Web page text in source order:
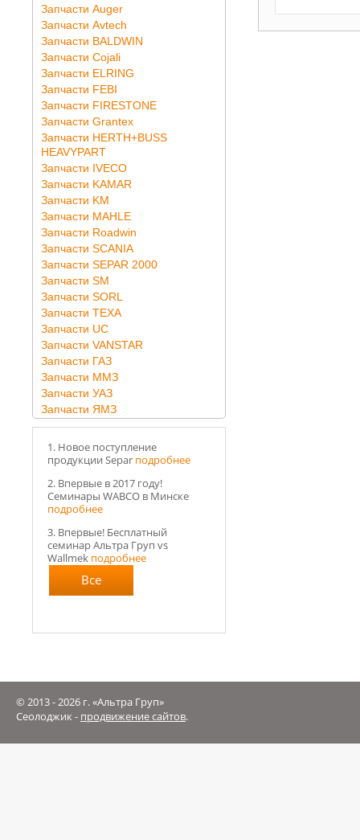
Запчасти Auger
Запчасти Avtech
Запчасти BALDWIN
Запчасти Cojali
Запчасти ELRING
Запчасти FEBI
Запчасти FIRESTONE
Запчасти Grantex
Запчасти HERTH+BUSS
HEAVYPART
Запчасти IVECO
Запчасти KAMAR
Запчасти KM
Запчасти MAHLE
Запчасти Roadwin
Запчасти SCANIA
Запчасти SEPAR 2000
Запчасти SM
Запчасти SORL
Запчасти TEXA
Запчасти UC
Запчасти VANSTAR
Запчасти ГАЗ
Запчасти ММЗ
Запчасти УАЗ
Запчасти ЯМЗ
1. Новое поступление
продукции Separ подробнее
2. Впервые в 2017 году!
Семинары WABCO в Минске
подробнее
3. Впервые! Бесплатный
семинар Альтра Груп vs
Wallmek подробнее
Все
© 2013 - 2026 г. «Альтра Груп»
Сеолоджик - продвижение сайтов.